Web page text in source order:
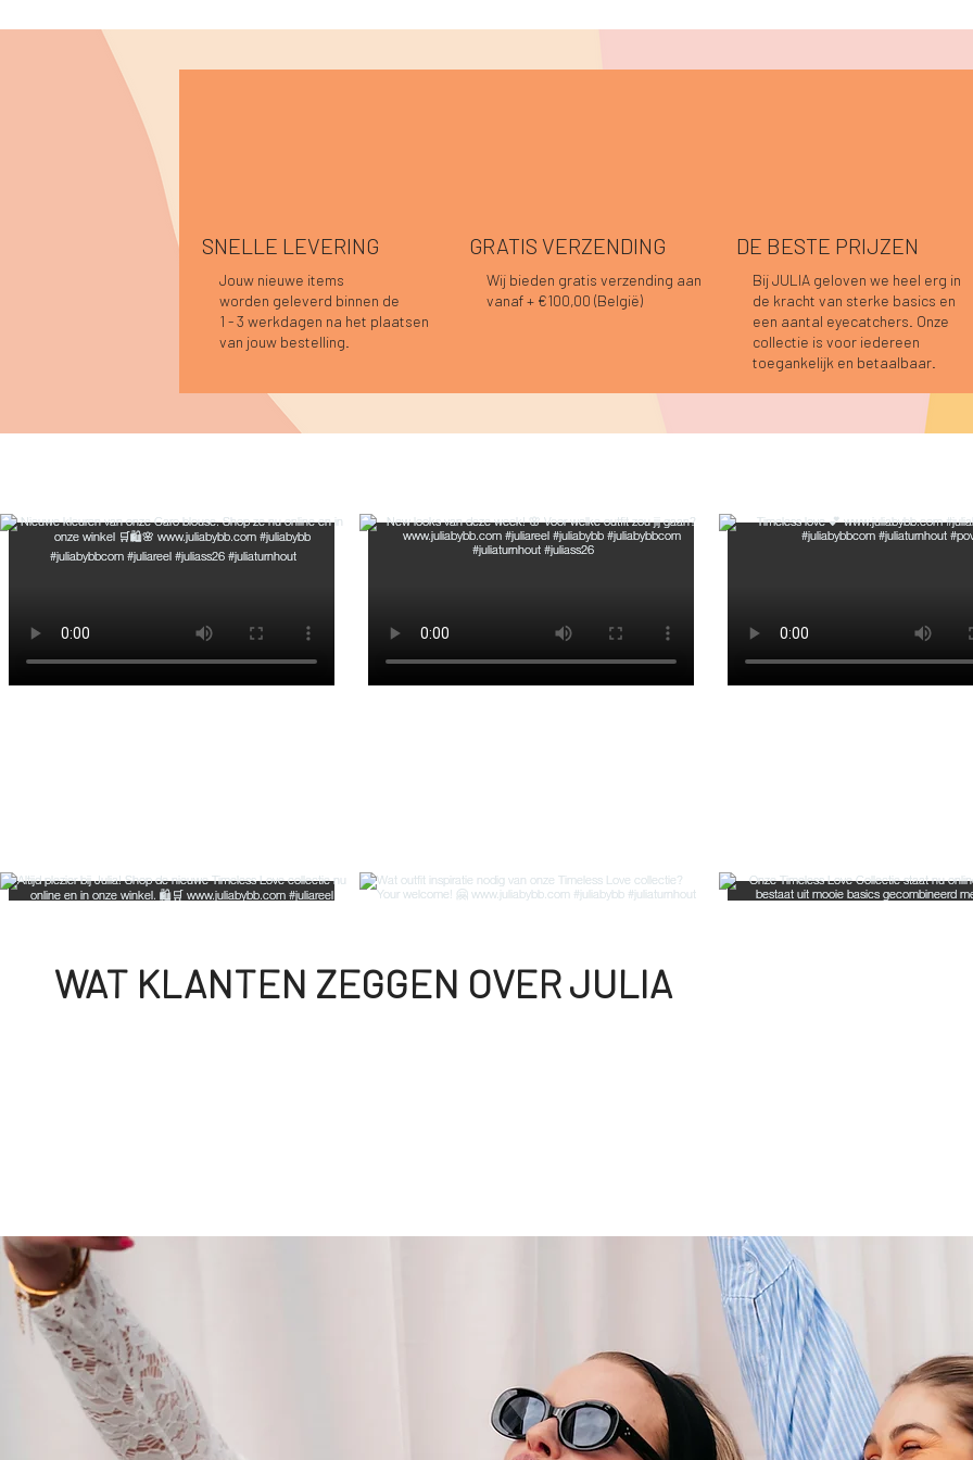
Snel overzicht
Sofie top bordeaux-donkerblauw
€ 34,95
Snel overzicht
Hannah top prune
Snel overzicht
Hannah top choco
Prijs
€ 39,95
Snel overzicht
Caro blouse kaki
€ 44,95
Snel overzicht
Caro blouse donkerblauw
Snel overzicht
Caro blouse choco
Prijs
€ 44,95
Snel overzicht
Lucia longsleeve roze-rood
€ 39,95
Snel overzicht
Caro blouse prune
Snel overzicht
Caro blouse bordeaux
Niet op voorraad
SNELLE LEVERING
Jouw nieuwe items
worden geleverd binnen de
1 - 3 werkdagen na het plaatsen
van jouw bestelling.
GRATIS VERZENDING
Wij bieden gratis verzending aan
vanaf + €100,00 (België)
DE BESTE PRIJZEN
Bij JULIA geloven we heel erg in
de kracht van sterke basics en
een aantal eyecatchers. Onze
collectie is voor iedereen
toegankelijk en betaalbaar.
WAT KLANTEN ZEGGEN OVER JULIA